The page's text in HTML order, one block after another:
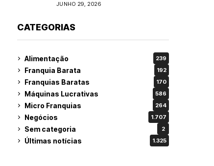
JUNHO 29, 2026
CATEGORIAS
Alimentação 239
Franquia Barata 192
Franquias Baratas 170
Máquinas Lucrativas 586
Micro Franquias 264
Negócios 1.707
Sem categoria 2
Últimas notícias 1.325